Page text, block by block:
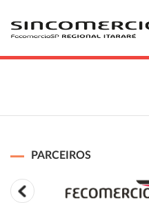
PARCEIROS